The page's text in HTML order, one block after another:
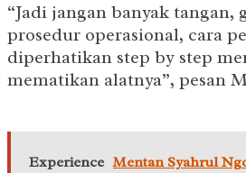
“Jadi jangan banyak tangan,
prosedur operasional, cara
diperhatikan step by step
mematikan alatnya”, pesan
Experience Mentan Syahrul